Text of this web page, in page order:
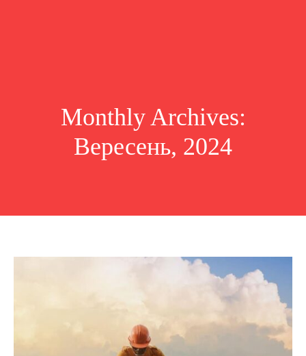
Monthly Archives:
Вересень, 2024